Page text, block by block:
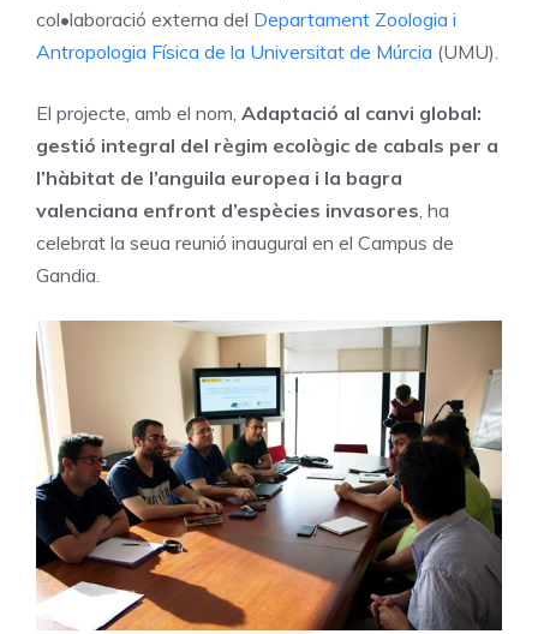
col•laboració externa del Departament Zoologia i
Antropologia Física de la Universitat de Múrcia (UMU).
El projecte, amb el nom, Adaptació al canvi global:
gestió integral del règim ecològic de cabals per a
l’hàbitat de l’anguila europea i la bagra
valenciana enfront d’espècies invasores , ha
celebrat la seua reunió inaugural en el Campus de
Gandia.